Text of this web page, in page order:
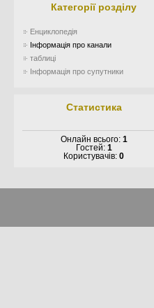
Категорії розділу
Енциклопедія
Інформація про канали
таблиці
Інформація про супутники
Статистика
Онлайн всього: 1
Гостей: 1
Користувачів:0